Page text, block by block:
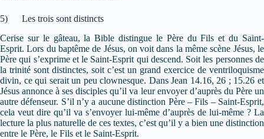
5) Les trois sont distincts
Cerise sur le gâteau, la Bible distingue le Père du Fils et du Saint-
Esprit. Lors du baptême de Jésus, on voit dans la même scène Jésus, le
Père qui s’exprime et le Saint-Esprit qui descend. Soit les personnes de
la trinité sont distinctes, soit c’est un grand exercice de ventriloquisme
divin, ce qui serait un peu clownesque. Dans Jean 14.16, 26 ; 15.26 et
Jésus annonce à ses disciples qu’il va leur envoyer d’auprès du Père un
autre défenseur. S’il n’y a aucune distinction Père – Fils – Saint-Esprit,
cela veut dire qu’il va s’envoyer lui-même d’auprès de lui-même ? La
lecture la plus naturelle de ces textes, c’est qu’il y a bien une distinction
entre le Père, le Fils et le Saint-Esprit.